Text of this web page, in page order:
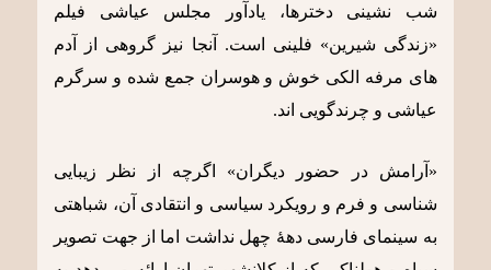
شب نشینی دخترها، یادآور مجلس عیاشی فیلم
«زندگی شیرین» فلینی است. آنجا نیز گروهی از آدم
های مرفه الکی خوش و هوسران جمع شده و سرگرم
عیاشی و چرندگویی اند.
«آرامش در حضور دیگران» اگرچه از نظر زیبایی
شناسی و فرم و رویکرد سیاسی و انتقادی آن، شباهتی
به سینمای فارسی دهۀ چهل نداشت اما از جهت تصویر